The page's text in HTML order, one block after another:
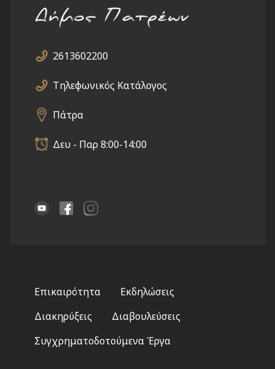
2613602200
Τηλεφωνικός Κατάλογος
Πάτρα
Δευ - Παρ 8:00-14:00
menu
Επικαιρότητα
Εκδηλώσεις
Διακηρύξεις
Διαβουλεύσεις
Συγχρηματοδοτούμενα Έργα